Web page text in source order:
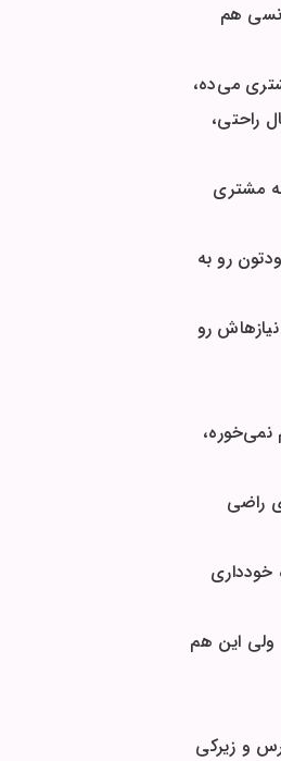
هم
می‌ده،
راحتی،
مشتری
رو به
رو
راضی
ولی این هم
و زیرکی